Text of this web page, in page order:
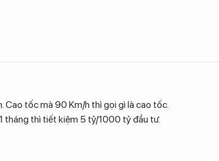
Cao tốc mà 90 Km/h thì gọi gì là cao tốc.
tháng thì tiết kiệm 5 tỷ/1000 tỷ đầu tư.